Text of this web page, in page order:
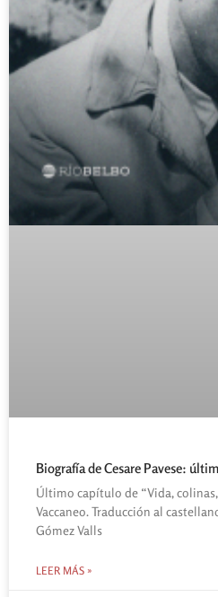
Biografía de Cesare Pavese:
Último capítulo de “Vida,
Vaccaneo. Traducción al
Gómez Valls
LEER MÁS »